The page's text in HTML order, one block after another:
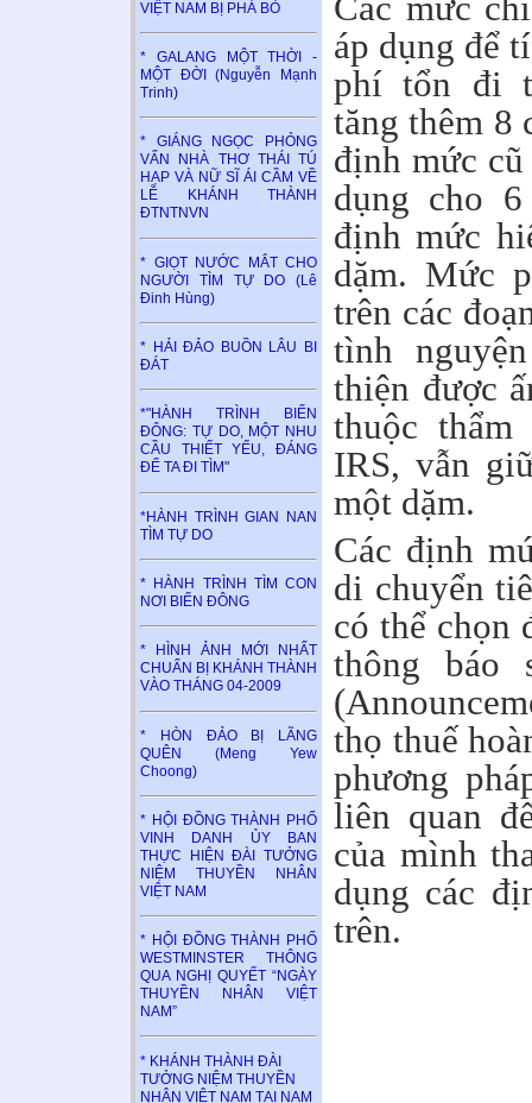
VIỆT NAM BỊ PHÁ BỎ
* GALANG MỘT THỜI -
MỘT ĐỜI (Nguyễn Mạnh
Trinh)
* GIÁNG NGỌC PHỎNG
VẤN NHÀ THƠ THÁI TÚ
HẠP VÀ NỮ SĨ ÁI CẦM VỀ
LỄ KHÁNH THÀNH
ĐTNTNVN
* GIỌT NƯỚC MẮT CHO
NGƯỜI TÌM TỰ DO (Lê
Đinh Hùng)
* HẢI ĐẢO BUỒN LÂU BI
ĐÁT
*"HÀNH TRÌNH BIỂN
ĐÔNG: TỰ DO, MỘT NHU
CẦU THIẾT YẾU, ĐÁNG
ĐỂ TA ĐI TÌM"
*HÀNH TRÌNH GIAN NAN
TÌM TỰ DO
* HÀNH TRÌNH TÌM CON
NƠI BIỂN ĐÔNG
* HÌNH ẢNH MỚI NHẤT
CHUẨN BỊ KHÁNH THÀNH
VÀO THÁNG 04-2009
* HÒN ĐẢO BỊ LÃNG
QUÊN (Meng Yew
Choong)
* HỘI ĐỒNG THÀNH PHỐ
VINH DANH ỦY BAN
THỰC HIỆN ĐÀI TƯỞNG
NIỆM THUYỀN NHÂN
VIỆT NAM
* HỘI ĐỒNG THÀNH PHỐ
WESTMINSTER THÔNG
QUA NGHỊ QUYẾT “NGÀY
THUYỀN NHÂN VIỆT
NAM”
* KHÁNH THÀNH ĐÀI
TƯỞNG NIỆM THUYỀN
NHÂN VIỆT NAM TẠI NAM
áp dụng để
phí tổn đi
tăng thêm 8
định mức
dụng cho
định mức
dặm. Mức
trên các
tình
thiện được
thuộc
IRS, vẫn
một dặm.
Các định
di chuyển
có thể chọn
thông báo
thọ thuế
phương
liên quan
của mình
dụng các
trên.